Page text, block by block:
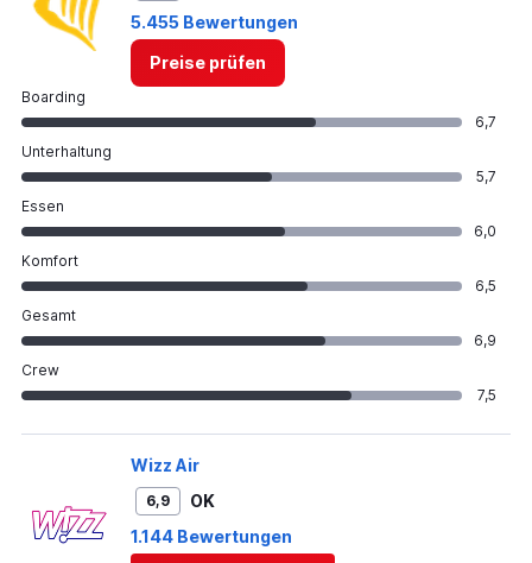
5.455 Bewertungen
Preise prüfen
Boarding
6,7
Unterhaltung
5,7
Essen
6,0
Komfort
6,5
Gesamt
6,9
Crew
7,5
Wizz Air
6,9
OK
1.144 Bewertungen